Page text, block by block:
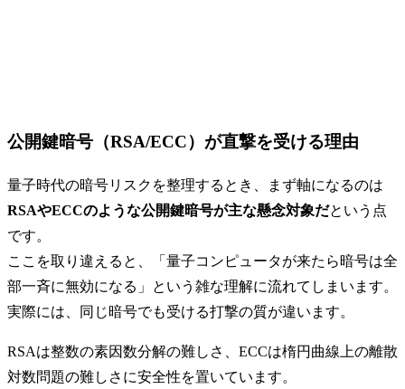
公開鍵暗号（RSA/ECC）が直撃を受ける理由
量子時代の暗号リスクを整理するとき、まず軸になるのは
RSAやECCのような公開鍵暗号が主な懸念対象だという点
です。
ここを取り違えると、「量子コンピュータが来たら暗号は全
部一斉に無効になる」という雑な理解に流れてしまいます。
実際には、同じ暗号でも受ける打撃の質が違います。
RSAは整数の素因数分解の難しさ、ECCは楕円曲線上の離散
対数問題の難しさに安全性を置いています。